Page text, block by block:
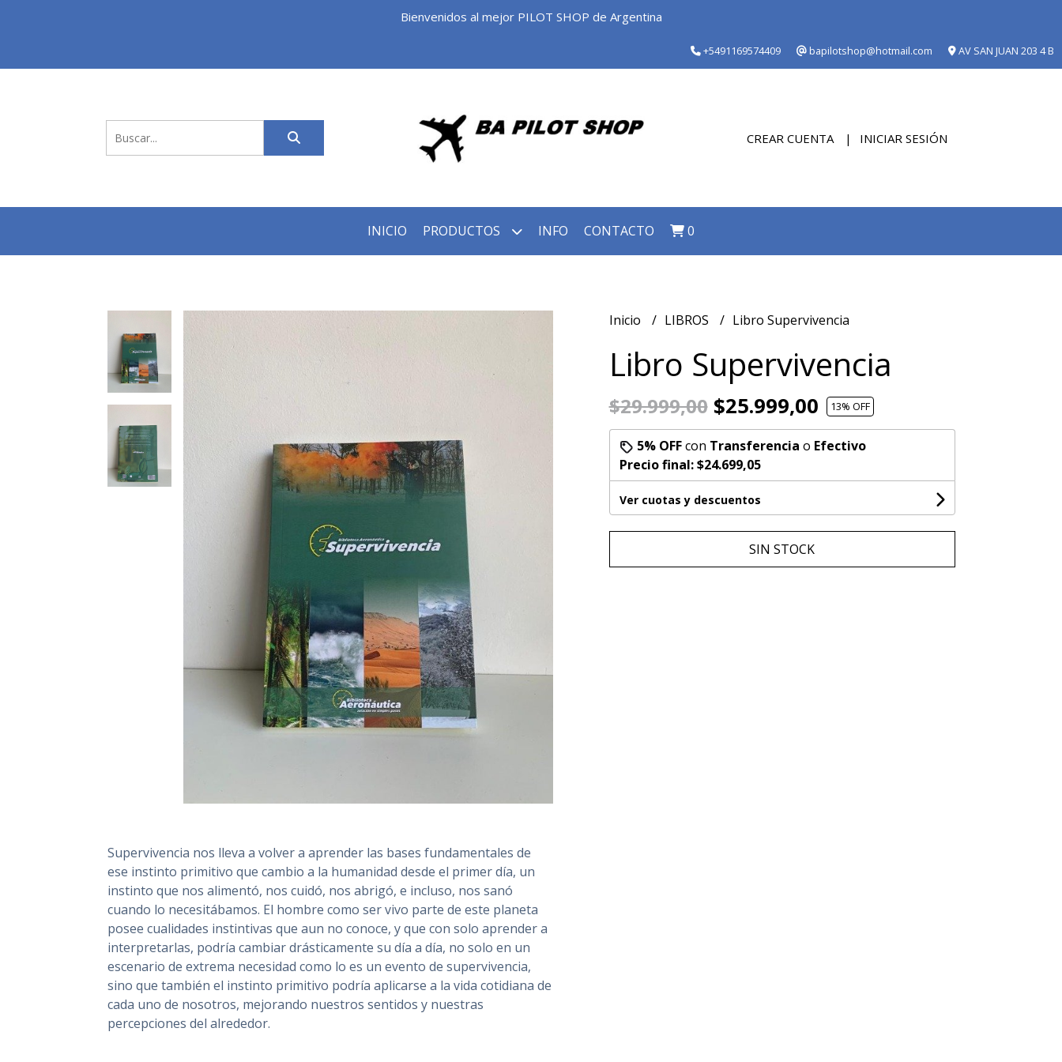
Bienvenidos al mejor PILOT SHOP de Argentina
+5491169574409 bapilotshop@hotmail.com AV SAN JUAN 203 4 B
CREAR CUENTA INICIAR SESIÓN
INICIO PRODUCTOS INFO CONTACTO 0
Supervivencia nos lleva a volver a aprender las bases fundamentales de
ese instinto primitivo que cambio a la humanidad desde el primer día, un
instinto que nos alimentó, nos cuidó, nos abrigó, e incluso, nos sanó
cuando lo necesitábamos. El hombre como ser vivo parte de este planeta
posee cualidades instintivas que aun no conoce, y que con solo aprender a
interpretarlas, podría cambiar drásticamente su día a día, no solo en un
escenario de extrema necesidad como lo es un evento de supervivencia,
sino que también el instinto primitivo podría aplicarse a la vida cotidiana de
cada uno de nosotros, mejorando nuestros sentidos y nuestras
percepciones del alrededor.
Inicio LIBROS Libro Supervivencia
Libro Supervivencia
$29.999,00$25.999,00 13% OFF
5% OFFcon Transferencia o Efectivo
Precio final:$24.699,05
Ver cuotas y descuentos
SIN STOCK